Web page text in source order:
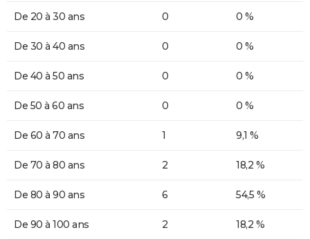
De 20 à 30 ans 0 0 %
De 30 à 40 ans 0 0 %
De 40 à 50 ans 0 0 %
De 50 à 60 ans 0 0 %
De 60 à 70 ans 1 9,1 %
De 70 à 80 ans 2 18,2 %
De 80 à 90 ans 6 54,5 %
De 90 à 100 ans 2 18,2 %